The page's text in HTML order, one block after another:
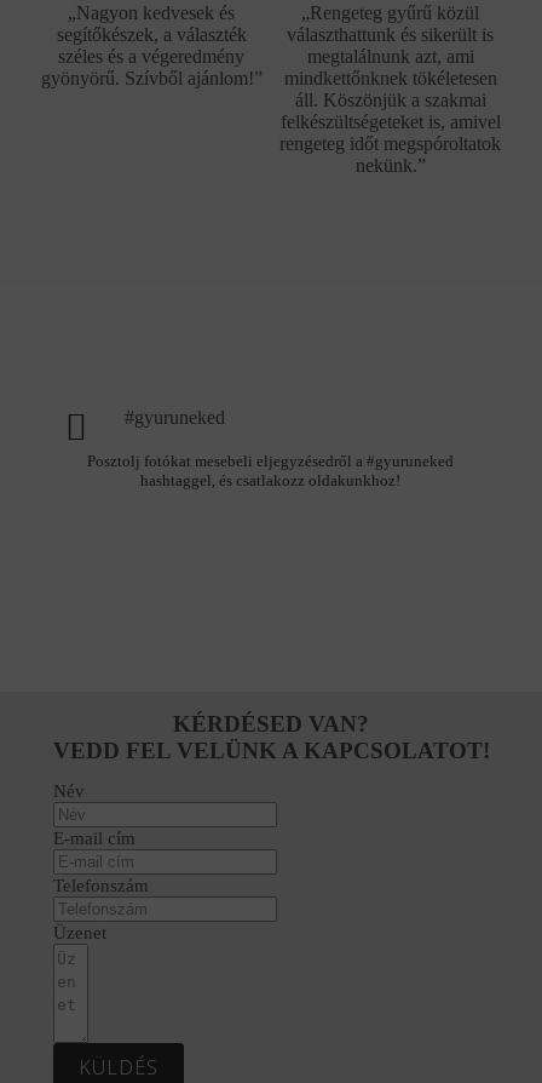
„Nagyon kedvesek és
segítőkészek, a választék
széles és a végeredmény
gyönyörű. Szívből ajánlom!”
„Rengeteg gyűrű közül
választhattunk és sikerült is
megtalálnunk azt, ami
mindkettőnknek tökéletesen
áll. Köszönjük a szakmai
felkészültségeteket is, amivel
rengeteg időt megspóroltatok
nekünk.”
#gyuruneked
Posztolj fotókat mesebeli eljegyzésedről a #gyuruneked
hashtaggel, és csatlakozz oldakunkhoz!
KÉRDÉSED VAN?
VEDD FEL VELÜNK A KAPCSOLATOT!
Név
E-mail cím
Telefonszám
Üzenet
KÜLDÉS